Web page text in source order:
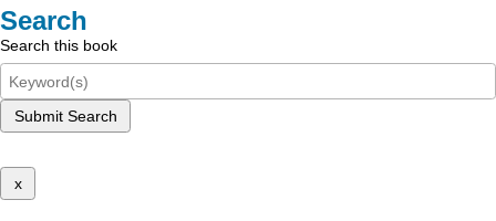
Search
Search this book
Submit Search
x